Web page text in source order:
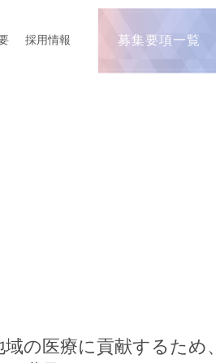
採用情報 募集要項一覧
の医療に貢献するため、